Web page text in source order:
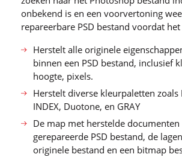
onbekend is en een voorvertoning
repareerbare PSD bestand voordat
Herstelt alle originele
binnen een PSD bestand, inclusief
hoogte, pixels.
Herstelt diverse kleurpaletten zoals
INDEX, Duotone, en GRAY
De map met herstelde
gerepareerde PSD bestand, de
originele bestand en een bitmap